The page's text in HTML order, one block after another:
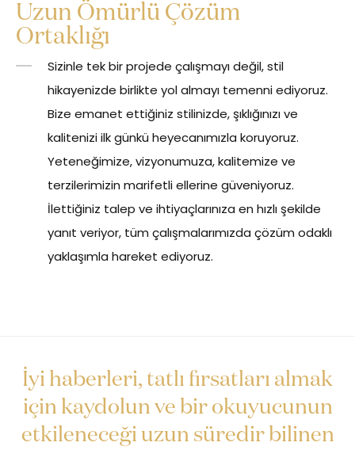
Uzun Ömürlü Çözüm
Ortaklığı
Sizinle tek bir projede çalışmayı değil, stil
hikayenizde birlikte yol almayı temenni ediyoruz.
Bize emanet ettiğiniz stilinizde, şıklığınızı ve
kalitenizi ilk günkü heyecanımızla koruyoruz.
Yeteneğimize, vizyonumuza, kalitemize ve
terzilerimizin marifetli ellerine güveniyoruz.
İlettiğiniz talep ve ihtiyaçlarınıza en hızlı şekilde
yanıt veriyor, tüm çalışmalarımızda çözüm odaklı
yaklaşımla hareket ediyoruz.
İyi haberleri, tatlı fırsatları almak
için kaydolun ve bir okuyucunun
etkileneceği uzun süredir bilinen